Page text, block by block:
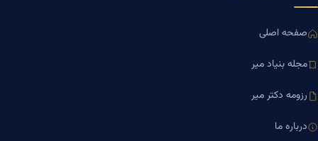
صفحه اصلی
مجله بنیاد میر
رزومه دکتر میر
درباره ما